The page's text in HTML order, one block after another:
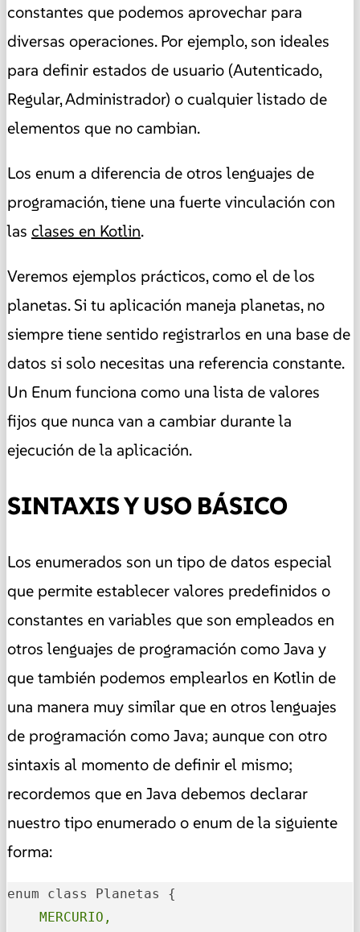
constantes que podemos aprovechar para
diversas operaciones. Por ejemplo, son ideales
para definir estados de usuario (Autenticado,
Regular, Administrador) o cualquier listado de
elementos que no cambian.
Los enum a diferencia de otros lenguajes de
programación, tiene una fuerte vinculación con
las clases en Kotlin.
Veremos ejemplos prácticos, como el de los
planetas. Si tu aplicación maneja planetas, no
siempre tiene sentido registrarlos en una base de
datos si solo necesitas una referencia constante.
Un Enum funciona como una lista de valores
fijos que nunca van a cambiar durante la
ejecución de la aplicación.
SINTAXIS Y USO BÁSICO
Los enumerados son un tipo de datos especial
que permite establecer valores predefinidos o
constantes en variables que son empleados en
otros lenguajes de programación como Java y
que también podemos emplearlos en Kotlin de
una manera muy similar que en otros lenguajes
de programación como Java; aunque con otro
sintaxis al momento de definir el mismo;
recordemos que en Java debemos declarar
nuestro tipo enumerado o enum de la siguiente
forma:
    MERCURIO,